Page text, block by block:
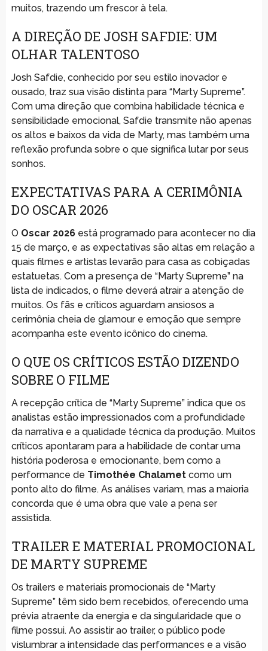
muitos, trazendo um frescor à tela.
A DIREÇÃO DE JOSH SAFDIE: UM
OLHAR TALENTOSO
Josh Safdie, conhecido por seu estilo inovador e
ousado, traz sua visão distinta para “Marty Supreme”.
Com uma direção que combina habilidade técnica e
sensibilidade emocional, Safdie transmite não apenas
os altos e baixos da vida de Marty, mas também uma
reflexão profunda sobre o que significa lutar por seus
sonhos.
EXPECTATIVAS PARA A CERIMÔNIA
DO OSCAR 2026
O Oscar 2026está programado para acontecer no dia
15 de março, e as expectativas são altas em relação a
quais filmes e artistas levarão para casa as cobiçadas
estatuetas. Com a presença de “Marty Supreme” na
lista de indicados, o filme deverá atrair a atenção de
muitos. Os fãs e críticos aguardam ansiosos a
cerimônia cheia de glamour e emoção que sempre
acompanha este evento icônico do cinema.
O QUE OS CRÍTICOS ESTÃO DIZENDO
SOBRE O FILME
A recepção crítica de “Marty Supreme” indica que os
analistas estão impressionados com a profundidade
da narrativa e a qualidade técnica da produção. Muitos
críticos apontaram para a habilidade de contar uma
história poderosa e emocionante, bem como a
performance de Timothée Chalametcomo um
ponto alto do filme. As análises variam, mas a maioria
concorda que é uma obra que vale a pena ser
assistida.
TRAILER E MATERIAL PROMOCIONAL
DE MARTY SUPREME
Os trailers e materiais promocionais de “Marty
Supreme” têm sido bem recebidos, oferecendo uma
prévia atraente da energia e da singularidade que o
filme possui. Ao assistir ao trailer, o público pode
vislumbrar a intensidade das performances e a visão